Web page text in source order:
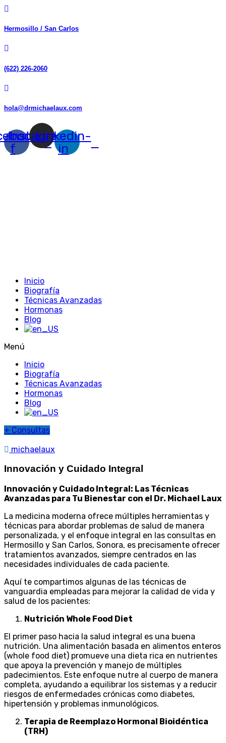
Hermosillo / San Carlos
(622) 226-2060
hola@drmichaelaux.com
f
Instagram
Linkedin-
in
Inicio
Biografía
Técnicas Avanzadas
Hormonas
Blog
Menú
Inicio
Biografía
Técnicas Avanzadas
Hormonas
Blog
+ Consultas
michaelaux
Innovación y Cuidado Integral
Innovación y Cuidado Integral: Las Técnicas
Avanzadas para Tu Bienestar con el Dr. Michael Laux
La medicina moderna ofrece múltiples herramientas y
técnicas para abordar problemas de salud de manera
personalizada, y el enfoque integral en las consultas en
Hermosillo y San Carlos, Sonora, es precisamente ofrecer
tratamientos avanzados, siempre centrados en las
necesidades individuales de cada paciente.
Aquí te compartimos algunas de las técnicas de
vanguardia empleadas para mejorar la calidad de vida y
salud de los pacientes:
Nutrición Whole Food Diet
El primer paso hacia la salud integral es una buena
nutrición. Una alimentación basada en alimentos enteros
(whole food diet) promueve una dieta rica en nutrientes
que apoya la prevención y manejo de múltiples
padecimientos. Este enfoque nutre al cuerpo de manera
completa, ayudando a equilibrar los sistemas y a reducir
riesgos de enfermedades crónicas como diabetes,
hipertensión y problemas inmunológicos.
Terapia de Reemplazo Hormonal Bioidéntica
(TRH)